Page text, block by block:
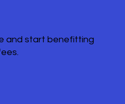
and start benefitting